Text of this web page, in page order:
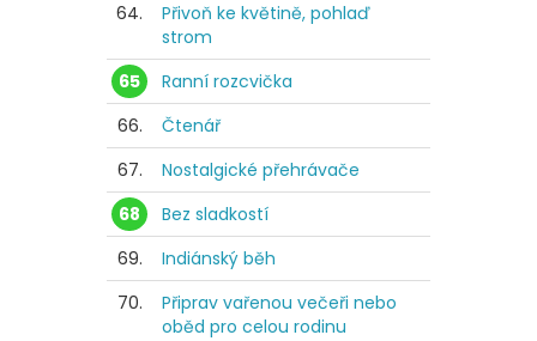
64.
Přivoň ke květině, pohlaď
strom
65
Ranní rozcvička
66.
Čtenář
67.
Nostalgické přehrávače
68
Bez sladkostí
69.
Indiánský běh
70.
Připrav vařenou večeři nebo
oběd pro celou rodinu